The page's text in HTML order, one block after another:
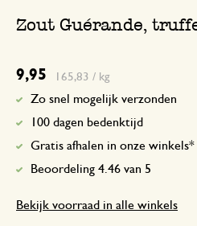
Zout Guérande,
9,95 165,83 / kg
Zo snel mogelijk verzonden
100 dagen bedenktijd
Gratis afhalen in onze winkels*
Beoordeling 4.46 van 5
Bekijk voorraad in alle winkels